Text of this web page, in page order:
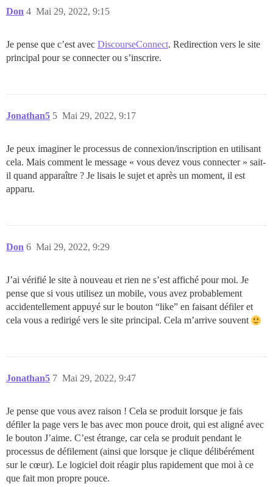
Don Mai 29, 2022, 9:15
4
Je pense que c’est avec DiscourseConnect. Redirection vers le site
principal pour se connecter ou s’inscrire.
Jonathan5 Mai 29, 2022, 9:17
5
Je peux imaginer le processus de connexion/inscription en utilisant
cela. Mais comment le message « vous devez vous connecter » sait-
il quand apparaître ? Je lisais le sujet et après un moment, il est
apparu.
Don Mai 29, 2022, 9:29
6
J’ai vérifié le site à nouveau et rien ne s’est affiché pour moi. Je
pense que si vous utilisez un mobile, vous avez probablement
accidentellement appuyé sur le bouton “like” en faisant défiler et
cela vous a redirigé vers le site principal. Cela m’arrive souvent
Jonathan5 Mai 29, 2022, 9:47
7
Je pense que vous avez raison ! Cela se produit lorsque je fais
défiler la page vers le bas avec mon pouce droit, qui est aligné avec
le bouton J’aime. C’est étrange, car cela se produit pendant le
processus de défilement (ainsi que lorsque je clique délibérément
sur le cœur). Le logiciel doit réagir plus rapidement que moi à ce
que fait mon propre pouce.